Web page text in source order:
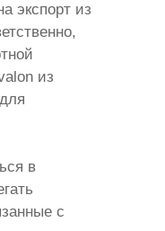
экспорт из
из
в
с